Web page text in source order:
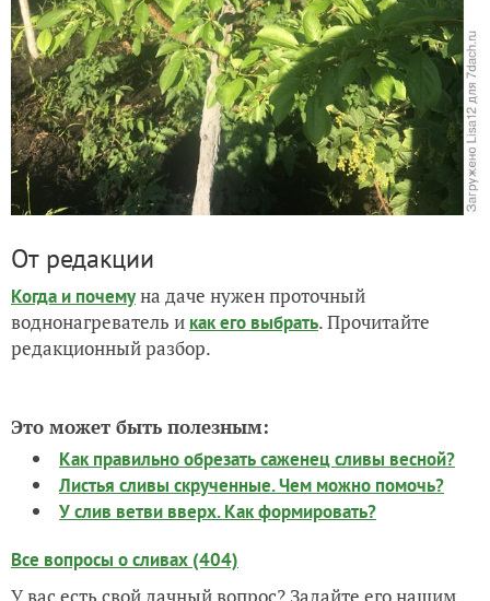
От редакции
Когда и почемуна даче нужен проточный
воднонагреватель и как его выбрать. Прочитайте
редакционный разбор.
Это может быть полезным:
Как правильно обрезать саженец сливы весной?
Листья сливы скрученные. Чем можно помочь?
У слив ветви вверх. Как формировать?
Все вопросы о сливах (404)